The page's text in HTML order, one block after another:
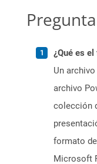
¿Qué es
Un
archivo
colección
formato
Microsoft